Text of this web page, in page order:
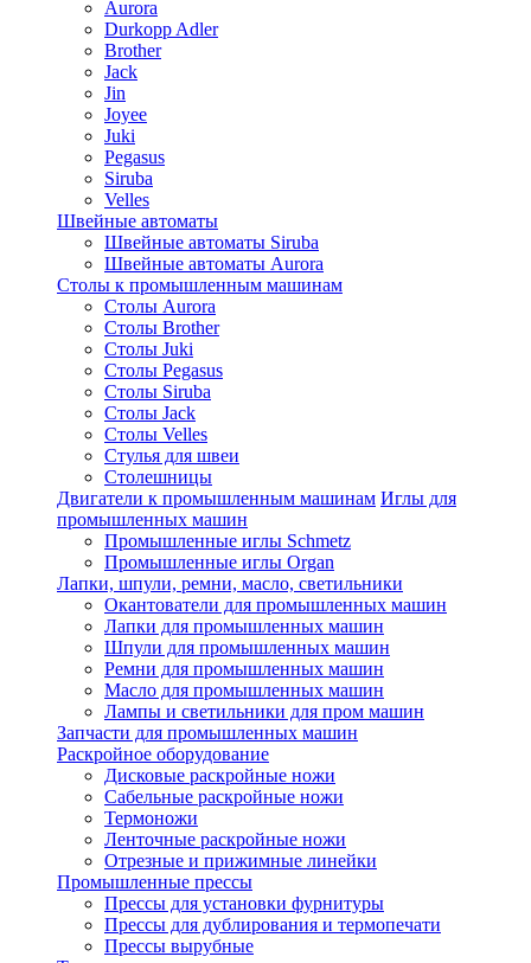
Aurora
Durkopp Adler
Brother
Jack
Jin
Joyee
Juki
Pegasus
Siruba
Velles
Швейные автоматы
Швейные автоматы Siruba
Швейные автоматы Aurora
Столы к промышленным машинам
Столы Aurora
Столы Brother
Столы Juki
Столы Pegasus
Столы Siruba
Столы Jack
Столы Velles
Стулья для швеи
Столешницы
Двигатели к промышленным машинам Иглы для
промышленных машин
Промышленные иглы Schmetz
Промышленные иглы Organ
Лапки, шпули, ремни, масло, светильники
Окантователи для промышленных машин
Лапки для промышленных машин
Шпули для промышленных машин
Ремни для промышленных машин
Масло для промышленных машин
Лампы и светильники для пром машин
Запчасти для промышленных машин
Раскройное оборудование
Дисковые раскройные ножи
Сабельные раскройные ножи
Термоножи
Ленточные раскройные ножи
Отрезные и прижимные линейки
Промышленные прессы
Прессы для установки фурнитуры
Прессы для дублирования и термопечати
Прессы вырубные